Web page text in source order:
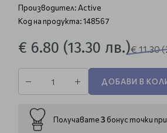
Производител: Active
Код на продукта: 148567
€ 6.80 (13.30 лв.)€ 11.30
ДОБАВИ В
Получавате3 бонус точки